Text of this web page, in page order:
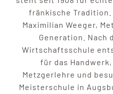
fränkische
Maximilian Weeger,
Generation. Nach
Wirtschaftsschule
für das
Metzgerlehre und
Meisterschule in